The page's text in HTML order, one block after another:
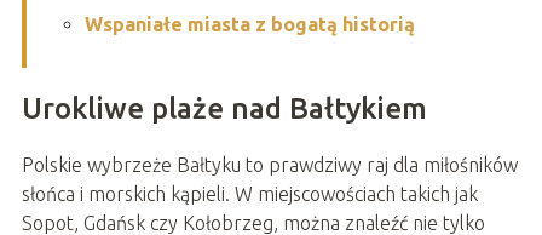
Wspaniałe miasta z bogatą historią
Urokliwe plaże nad Bałtykiem
Polskie wybrzeże Bałtyku to prawdziwy raj dla miłośników
słońca i morskich kąpieli. W miejscowościach takich jak
Sopot, Gdańsk czy Kołobrzeg, można znaleźć nie tylko